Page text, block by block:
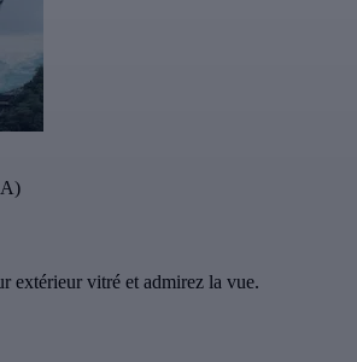
extérieur vitré et admirez la vue.